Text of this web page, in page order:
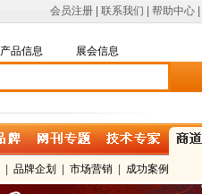
会员注册| 联系我们 帮助中心|
产品信息 展会信息
品牌企划 市场营销| 成功案例